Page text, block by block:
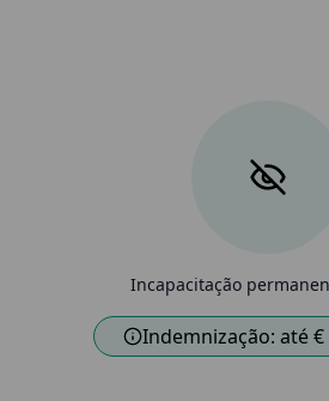
Incapacitação
Indemnização: até €